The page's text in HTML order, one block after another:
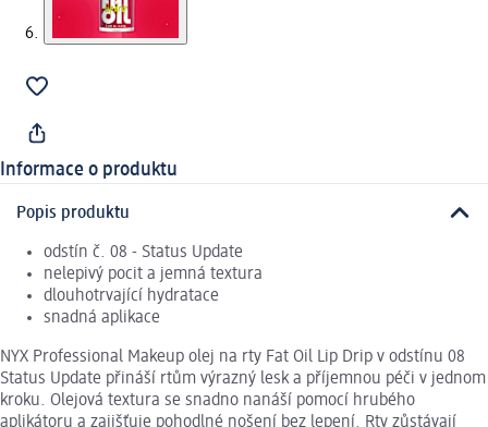
Informace o produktu
Popis produktu
odstín č. 08 - Status Update
nelepivý pocit a jemná textura
dlouhotrvající hydratace
snadná aplikace
NYX Professional Makeup olej na rty Fat Oil Lip Drip v odstínu 08
Status Update přináší rtům výrazný lesk a příjemnou péči v jednom
kroku. Olejová textura se snadno nanáší pomocí hrubého
aplikátoru a zajišťuje pohodlné nošení bez lepení. Rty zůstávají